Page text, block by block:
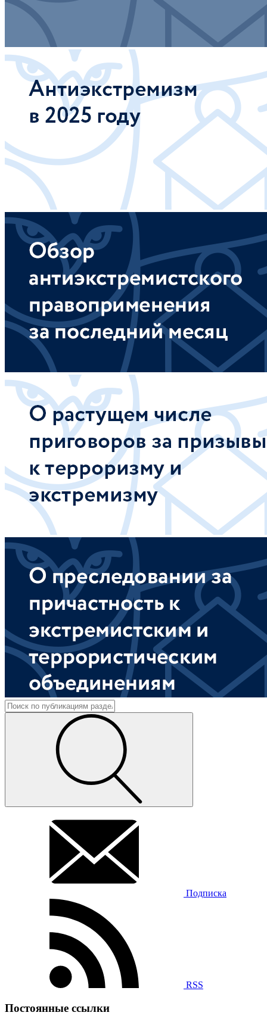
Подписка
RSS
Постоянные ссылки